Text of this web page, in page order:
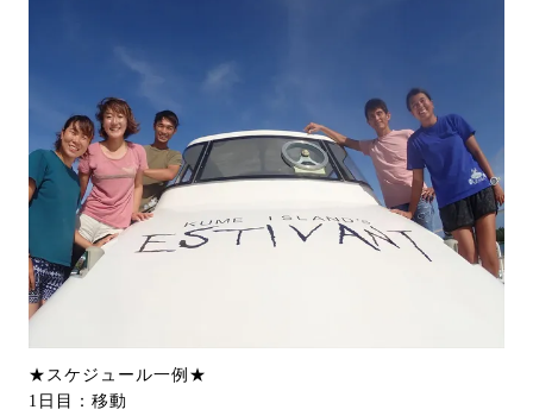
★スケジュール一例★
1日目：移動